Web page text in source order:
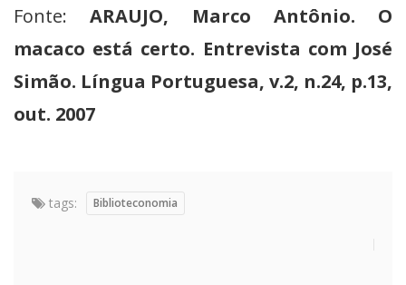
Fonte:ARAUJO, Marco Antônio. O
macaco está certo. Entrevista com José
Simão. Língua Portuguesa, v.2, n.24, p.13,
out. 2007
tags: Biblioteconomia